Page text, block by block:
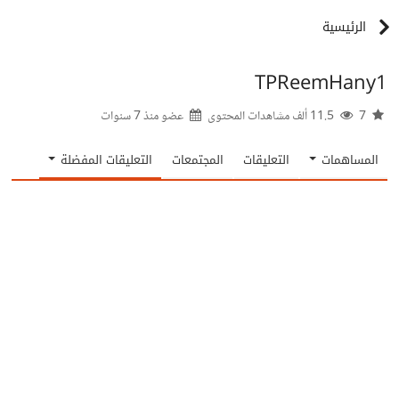
الرئيسية
TPReemHany1
عضو منذ7 سنوات
المساهمات التعليقات المجتمعات التعليقات المفضلة